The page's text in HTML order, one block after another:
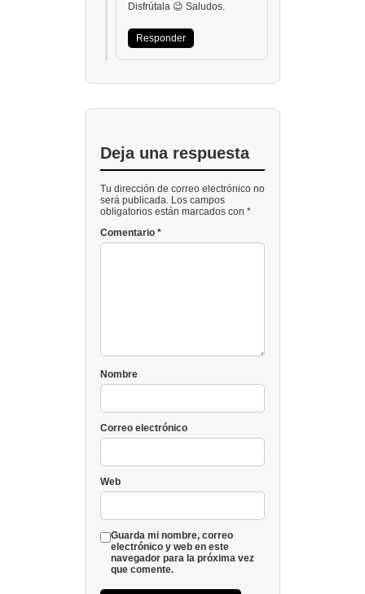
Disfrútala 😉 Saludos.
Responder
Deja una respuesta
Tu dirección de correo electrónico no
será publicada. Los campos
obligatorios están marcados con *
Comentario *
Nombre
Correo electrónico
Web
Guarda mi nombre, correo
electrónico y web en este
navegador para la próxima vez
que comente.